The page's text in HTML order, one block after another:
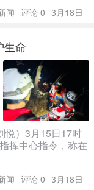
闻 评论 0 3月18日
生命
悦）3月15日17时
挥中心指令，称在
闻 评论 0 3月18日